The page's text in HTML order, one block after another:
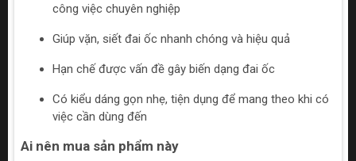
công việc chuyên nghiệp
Giúp vặn, siết đai ốc nhanh chóng và hiệu quả
Hạn chế được vấn đề gây biến dạng đai ốc
Có kiểu dáng gọn nhẹ, tiện dụng để mang theo khi có
việc cần dùng đến
Ai nên mua sản phẩm này